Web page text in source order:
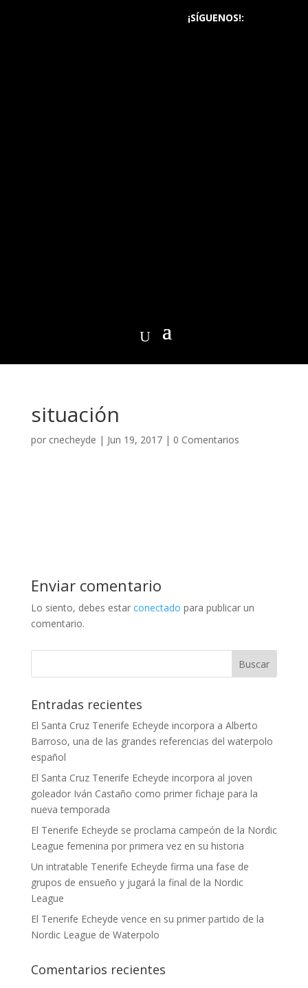
¡SÍGUENOS!:
situación
por cnecheyde | Jun 19, 2017| 0 Comentarios
Enviar comentario
Lo siento, debes estar conectado para publicar un
comentario.
Entradas recientes
El Santa Cruz Tenerife Echeyde incorpora a Alberto
Barroso, una de las grandes referencias del waterpolo
español
El Santa Cruz Tenerife Echeyde incorpora al joven
goleador Iván Castaño como primer fichaje para la
nueva temporada
El Tenerife Echeyde se proclama campeón de la Nordic
League femenina por primera vez en su historia
Un intratable Tenerife Echeyde firma una fase de
grupos de ensueño y jugará la final de la Nordic
League
El Tenerife Echeyde vence en su primer partido de la
Nordic League de Waterpolo
Comentarios recientes